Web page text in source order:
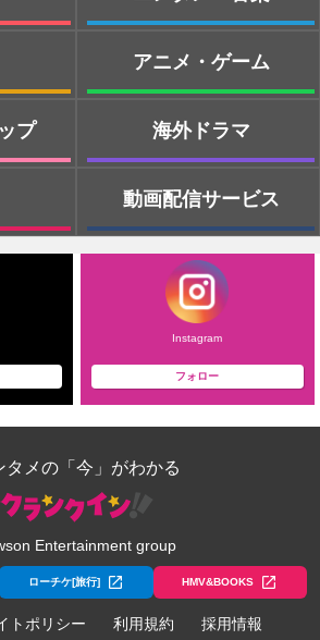
プ
アニメ・ゲーム
海外ドラマ
動画配信サービス
Instagram
フォロー
タメの「今」がわかる
Entertainment group
ローチケ[旅行] HMV&BOOKS
トポリシー 利用規約 採用情報